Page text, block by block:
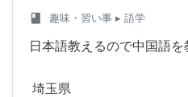
class 趣味・習い事 ▸ 語学
日本語教えるので中国語を
埼玉県